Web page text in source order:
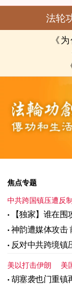
法轮
《
焦点专题
中共跨国镇压遭反制
【独家】谁在
神韵遭媒体攻击
反对中共跨境镇
美以打击伊朗 美
胡塞袭也门重镇